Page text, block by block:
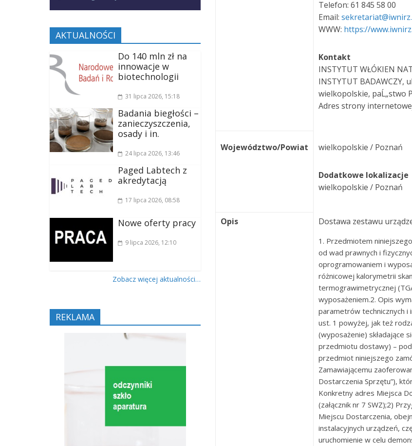
Telefon: 61 845 58 00
Email:
WWW: https://
Kontakt
INSTYTUT WŁÓKIEN
INSTYTUT BADAWCZY,
wielkopolskie, paĹ„stwo
Adres strony
Województwo/Powiat wielkopolskie / Poznań
Dodatkowe lokalizacje
wielkopolskie / Poznań
Opis Dostawa zestawu
1. Przedmiotem
od wad prawnych i
oprogramowaniem i
różnicowej kalorymetrii
termograwimetrycznej
wyposażeniem.2. Opis
parametrów technicznych i
ust. 1 powyżej, jak też
(wyposażenie) składające
przedmiotu dostawy) –
przedmiot niniejszego
Zamawiającemu
Dostarczenia Sprzętu”),
Konkretny adres Miejsca
(załącznik nr 7 SWZ);2)
Miejscu Dostarczenia,
instalacyjnych urządzeń,
uruchomienie w celu
AKTUALNOŚCI
Do 140 mln zł na
innowacje w
biotechnologii
31 lipca 2026, 15:18
Badania biegłości –
zanieczyszczenia,
osady i in.
24 lipca 2026, 13:46
Paged Labtech z
akredytacją
17 lipca 2026, 08:58
Nowe oferty pracy
9 lipca 2026, 12:10
Zobacz więcej aktualności…
REKLAMA